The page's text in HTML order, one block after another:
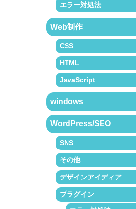
エラー対処法
Web制作
CSS
HTML
JavaScript
windows
WordPress/SEO
SNS
その他
デザインアイディア
プラグイン